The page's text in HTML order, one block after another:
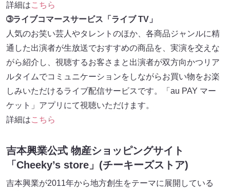
詳細はこちら
➂ライブコマースサービス「ライブ TV」
人気のお笑い芸人やタレントのほか、各商品ジャンルに精
通した出演者が生放送でおすすめの商品を、実演を交えな
がら紹介し、視聴するお客さまと出演者が双方向かつリア
ルタイムでコミュニケーションをしながらお買い物をお楽
しみいただけるライブ配信サービスです。「au PAY マー
ケット」アプリにて視聴いただけます。
詳細はこちら
吉本興業公式 物産ショッピングサイト
「Cheeky’s store」(チーキーズストア)
吉本興業が2011年から地方創生をテーマに展開している